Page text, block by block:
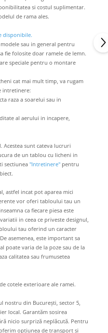
si costul suplimentar.
de rama ales.
disponibile.
sau in general pentru
fie folosite doar ramele de lemn.
speciale pentru o montare
cat mai mult timp, va rugam
intretinere:
raza a soarelui sau in
al aerului in incapere,
Acestea sunt cateva lucruri
de un tablou cu licheni in
sectiunea "Intretinere" pentru
astfel incat pot aparea mici
vor oferi tabloului tau un
ca fiecare piesa este
in ceea ce priveste designul,
tau oferind un caracter
asemenea, este important sa
poate varia de la poze sau de la
calitatea sau frumusetea
cotele exterioare ale ramei.
nostru din București, sector 5,
local. Garantăm sosirea
nicio surpriză neplăcută. Pentru
opțiunea de transport și